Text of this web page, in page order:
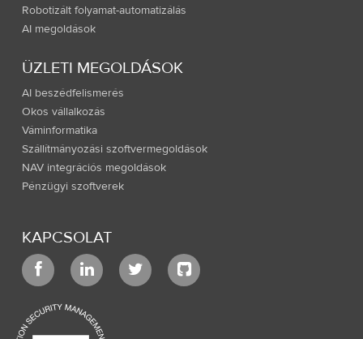
Robotizált folyamat-automatizálás
AI megoldások
ÜZLETI MEGOLDÁSOK
AI beszédfelismerés
Okos vállalkozás
Váminformatika
Szállítmányozási szoftvermegoldások
NAV integrációs megoldások
Pénzügyi szoftverek
KAPCSOLAT